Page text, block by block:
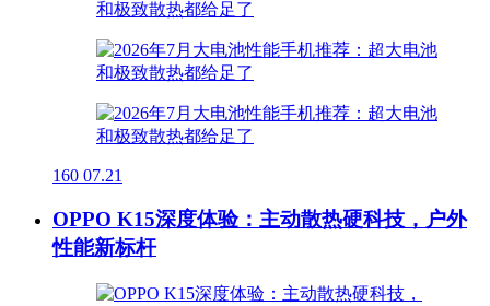
160 07.21
OPPO K15深度体验：主动散热硬科技，户外
性能新标杆